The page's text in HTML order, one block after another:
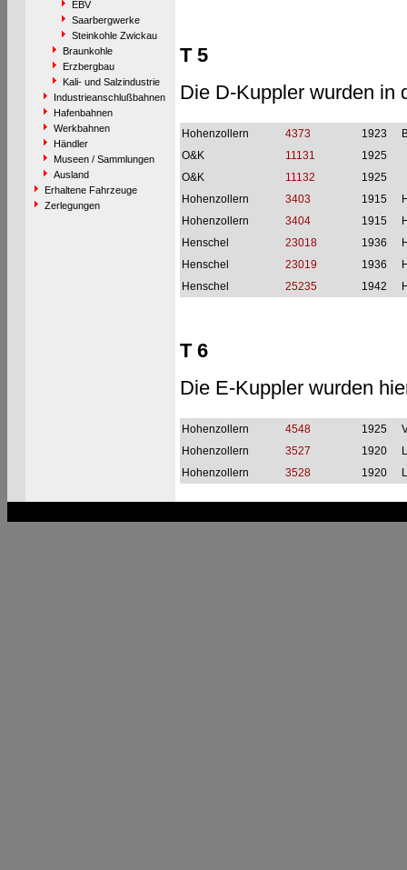
EBV
Saarbergwerke
Steinkohle Zwickau
Braunkohle
Erzbergbau
Kali- und Salzindustrie
Industrieanschlußbahnen
Hafenbahnen
Werkbahnen
Händler
Museen / Sammlungen
Ausland
Erhaltene Fahrzeuge
Zerlegungen
T 5
Die D-Kuppler wurden in
Hohenzollern 4373 1923
O&K
11131
1925
O&K
11132
1925
Hohenzollern
3403 1915
Hohenzollern
3404 1915
Henschel
23018 1936
Henschel
23019 1936
Henschel
25235 1942
T 6
Die E-Kuppler wurden
Hohenzollern 4548 1925
Hohenzollern
3527 1920
Hohenzollern
3528 1920